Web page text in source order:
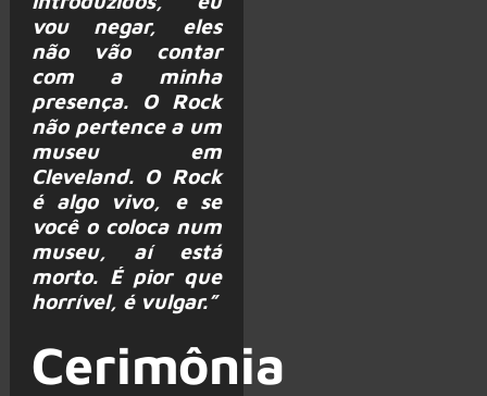
vou negar, eles
não vão contar
com a minha
presença. O Rock
não pertence a um
museu em
Cleveland. O Rock
é algo vivo, e se
você o coloca num
museu, aí está
morto. É pior que
horrível, é vulgar.”
Cerimônia